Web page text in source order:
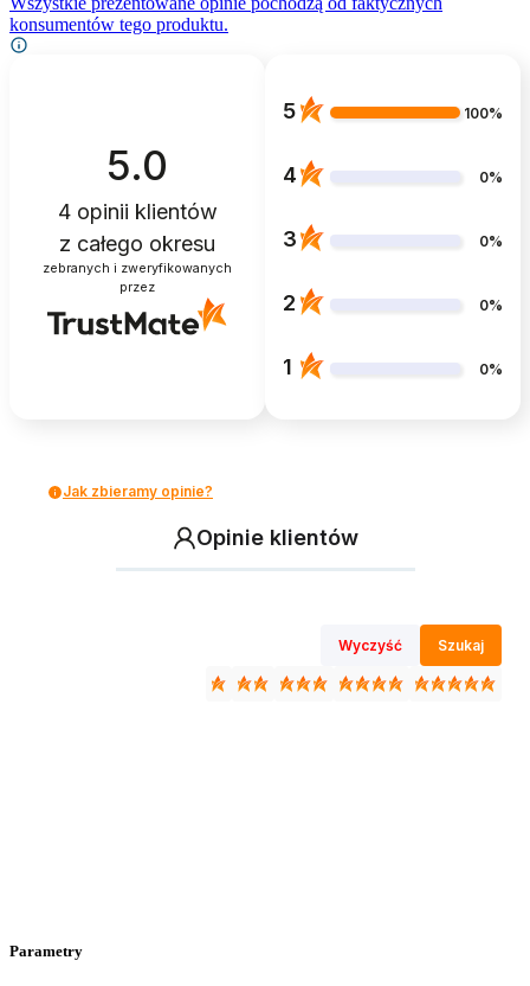
konsumentów tego produktu.
5.0
4opinii klientów
z całego okresu
zebranych i zweryfikowanych
przez
5 100%
4 0%
3 0%
2 0%
1 0%
Jak zbieramy opinie?
Opinie klientów
Wyczyść Szukaj
Parametry